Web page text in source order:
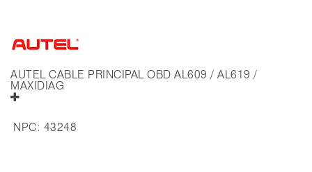
AUTEL CABLE PRINCIPAL OBD AL609 / AL619 /
MAXIDIAG
NPC: 43248